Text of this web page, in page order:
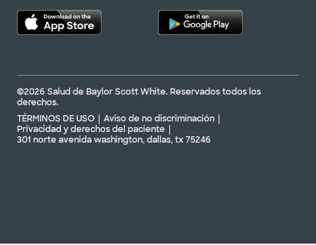
©2026 Salud de Baylor Scott White. Reservados todos los
derechos.
TÉRMINOS DE USO
Aviso de no discriminación
Privacidad y derechos del paciente
301 norte avenida washington, dallas, tx 75246